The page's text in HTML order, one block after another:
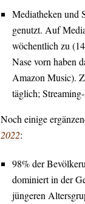
Mediatheken und
genutzt. Auf
wöchentlich zu
Nase vorn haben
Amazon Music).
täglich;
Noch einige
2022:
98% der
dominiert in der
jüngeren